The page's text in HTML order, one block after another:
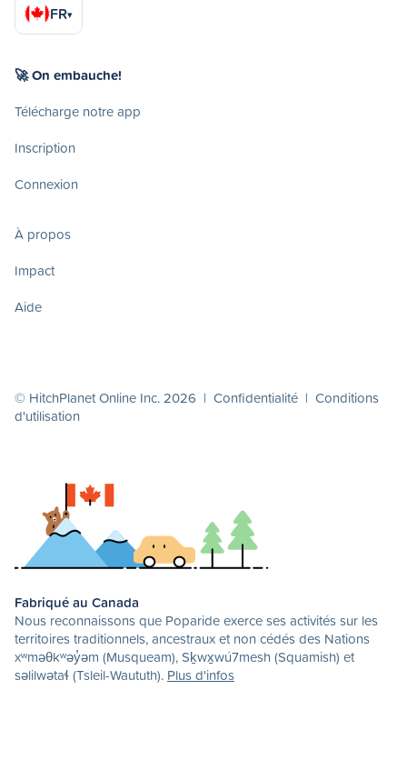
FR▾
🚀 On embauche!
Télécharge notre app
Inscription
Connexion
À propos
Impact
Aide
© HitchPlanet Online Inc. 2026 | Confidentialité | Conditions
d'utilisation
Fabriqué au Canada
Nous reconnaissons que Poparide exerce ses activités sur les
territoires traditionnels, ancestraux et non cédés des Nations
xʷməθkʷəy̓əm (Musqueam), Sḵwx̱wú7mesh (Squamish) et
səlilwətaɬ (Tsleil-Waututh). Plus d'infos